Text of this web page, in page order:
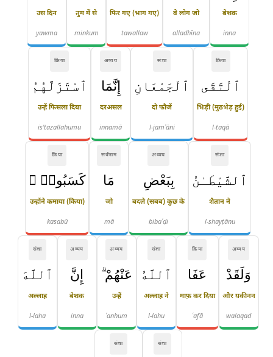
बेशक
inna
वे लोग जो
alladhīna
फिर गए (भाग गए)
tawallaw
तुम में से
minkum
उस दिन
yawma
क्रिया
ٱلْتَقَى
भिड़ी (मुठभेड़ हुई)
l-taqā
संज्ञा
ٱلْجَمْعَانِ
दो फौजें
l-jamʿāni
अव्यय
إِنَّمَا
दरअसल
innamā
क्रिया
ٱسْتَزَلَّهُمُ
उन्हें फिसला दिया
is'tazallahumu
संज्ञा
ٱلشَّيْطَـٰنُ
शैतान ने
l-shayṭānu
अव्यय
بِبَعْضِ
बदले (सबब) कुछ के
bibaʿḍi
सर्वनाम
مَا
जो
mā
क्रिया
كَسَبُوا۟ ۖ
उन्होंने कमाया (किया)
kasabū
अव्यय
وَلَقَدْ
और यकीनन
walaqad
क्रिया
عَفَا
माफ़ कर दिया
ʿafā
संज्ञा
ٱللَّهُ
अल्लाह ने
l-lahu
अव्यय
عَنْهُمْ ۗ
उन्हें
ʿanhum
अव्यय
إِنَّ
बेशक
inna
संज्ञा
ٱللَّهَ
अल्लाह
l-laha
संज्ञा
संज्ञा